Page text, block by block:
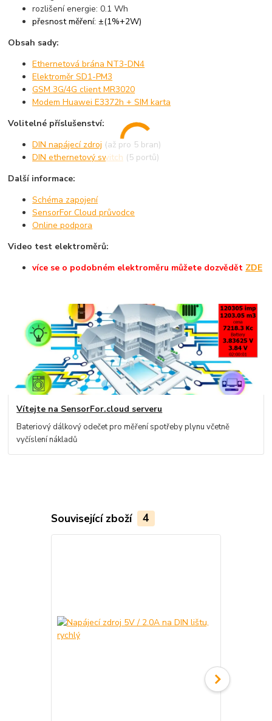
rozlišení energie: 0.1 Wh
přesnost měření: ±(1%+2W)
Obsah sady:
Ethernetová brána NT3-DN4
Elektroměr SD1-PM3
GSM 3G/4G client MR3020
Modem Huawei E3372h + SIM karta
Volitelné příslušenství:
DIN napájecí zdroj (až pro 5 bran)
DIN ethernetový switch (5 portů)
Další informace:
Schéma zapojení
SensorFor Cloud průvodce
Online podpora
Video test elektroměrů:
více se o podobném elektroměru můžete dozvědět ZDE
Vítejte na SensorFor.cloud serveru
Bateriový dálkový odečet pro měření spotřeby plynu včetně
vyčíslení nákladů
Související zboží 4